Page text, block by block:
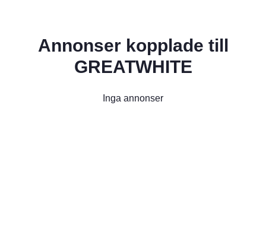
Annonser kopplade till
GREATWHITE
Inga annonser